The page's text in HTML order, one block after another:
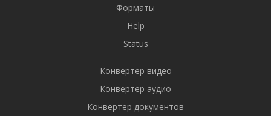
Форматы
Help
Status
Конвертер видео
Конвертер аудио
Конвертер документов